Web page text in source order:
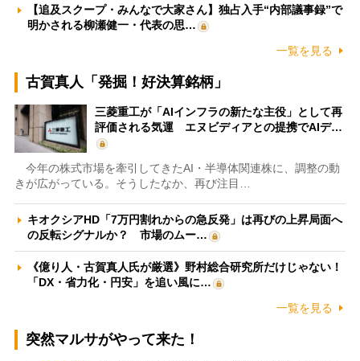
【追及スクープ・みんなで大家さん】独占入手“内部議事録”で
明かされる柳瀬健一・代表の思…
一覧を見る
古賀真人「発掘！好決算銘柄」
三菱重工が「AIインフラの新たな主役」として再
評価される気運 エヌビディアとの提携でAIデ…
今年の株式市場を牽引してきたAI・半導体関連株に、調整の動
きが広がっている。そうしたなか、再び注目…
キオクシアHD「7万円割れからの急反発」は再びの上昇局面へ
の反転シグナルか？ 市場のムー…
《億り人・古賀真人氏が厳選》野村総合研究所だけじゃない！
「DX・省力化・円安」を追い風に…
一覧を見る
突然マルサがやって来た！